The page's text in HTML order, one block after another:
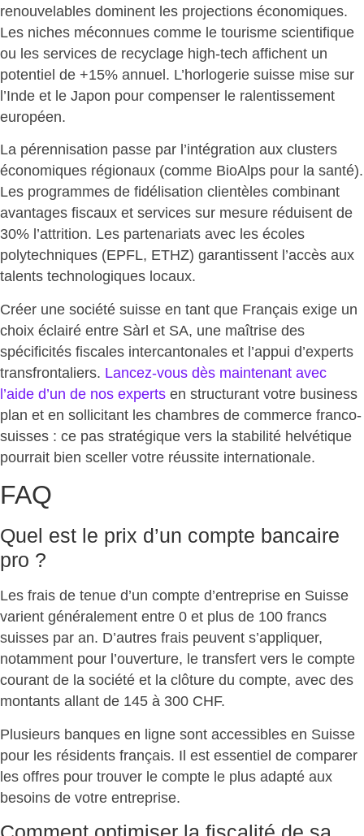
renouvelables dominent les projections économiques.
Les niches méconnues comme le tourisme scientifique
ou les services de recyclage high-tech affichent un
potentiel de +15% annuel. L’horlogerie suisse mise sur
l’Inde et le Japon pour compenser le ralentissement
européen.
La pérennisation passe par l’intégration aux clusters
économiques régionaux (comme BioAlps pour la santé).
Les programmes de fidélisation clientèles combinant
avantages fiscaux et services sur mesure réduisent de
30% l’attrition. Les partenariats avec les écoles
polytechniques (EPFL, ETHZ) garantissent l’accès aux
talents technologiques locaux.
Créer une société suisse en tant que Français exige un
choix éclairé entre Sàrl et SA, une maîtrise des
spécificités fiscales intercantonales et l’appui d’experts
transfrontaliers. Lancez-vous dès maintenant avec
l’aide d’un de nos experts en structurant votre business
plan et en sollicitant les chambres de commerce franco-
suisses : ce pas stratégique vers la stabilité helvétique
pourrait bien sceller votre réussite internationale.
FAQ
Quel est le prix d’un compte bancaire
pro ?
Les frais de tenue d’un compte d’entreprise en Suisse
varient généralement entre 0 et plus de 100 francs
suisses par an. D’autres frais peuvent s’appliquer,
notamment pour l’ouverture, le transfert vers le compte
courant de la société et la clôture du compte, avec des
montants allant de 145 à 300 CHF.
Plusieurs banques en ligne sont accessibles en Suisse
pour les résidents français. Il est essentiel de comparer
les offres pour trouver le compte le plus adapté aux
besoins de votre entreprise.